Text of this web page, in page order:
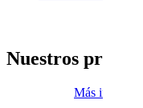
Nuestros
Más